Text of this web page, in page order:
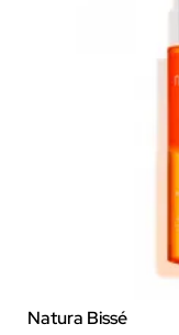
Natura Bissé